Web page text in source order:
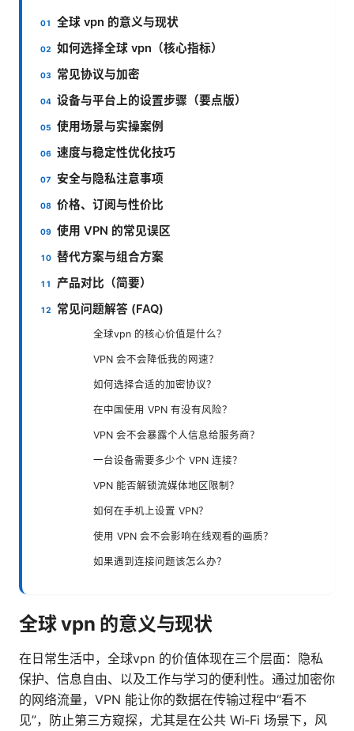
全球 vpn 的意义与现状
如何选择全球 vpn（核心指标）
常见协议与加密
设备与平台上的设置步骤（要点版）
使用场景与实操案例
速度与稳定性优化技巧
安全与隐私注意事项
价格、订阅与性价比
使用 VPN 的常见误区
替代方案与组合方案
产品对比（简要）
常见问题解答 (FAQ)
全球vpn 的核心价值是什么？
VPN 会不会降低我的网速？
如何选择合适的加密协议？
在中国使用 VPN 有没有风险？
VPN 会不会暴露个人信息给服务商？
一台设备需要多少个 VPN 连接？
VPN 能否解锁流媒体地区限制？
如何在手机上设置 VPN？
使用 VPN 会不会影响在线观看的画质？
如果遇到连接问题该怎么办？
全球 vpn 的意义与现状
在日常生活中，全球vpn 的价值体现在三个层面：隐私
保护、信息自由、以及工作与学习的便利性。通过加密你
的网络流量，VPN 能让你的数据在传输过程中“看不
见”，防止第三方窥探，尤其是在公共 Wi‑Fi 场景下，风